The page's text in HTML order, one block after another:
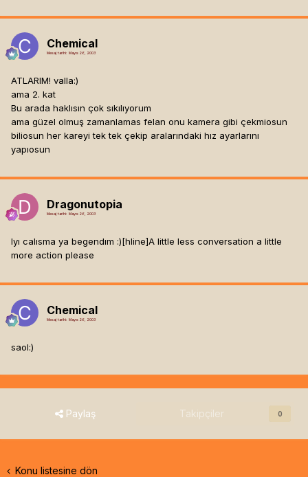
Chemical
Mesaj tarihi: Mayıs 26, 2003
ATLARIM! valla:)
ama 2. kat
Bu arada haklısın çok sıkılıyorum
ama güzel olmuş zamanlamas felan onu kamera gibi çekmiosun
biliosun her kareyi tek tek çekip aralarındaki hız ayarlarını
yapıosun
Dragonutopia
Mesaj tarihi: Mayıs 26, 2003
Iyı calısma ya begendım :)[hline]A little less conversation a little
more action please
Chemical
Mesaj tarihi: Mayıs 26, 2003
saol:)
Paylaş Takipçiler 0
Konu listesine dön